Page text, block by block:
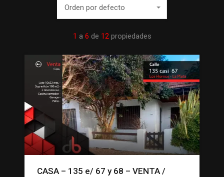
1 a 6 de 12 propiedades
Orden por defecto
CASA – 135 e/ 67 y 68 – VENTA /